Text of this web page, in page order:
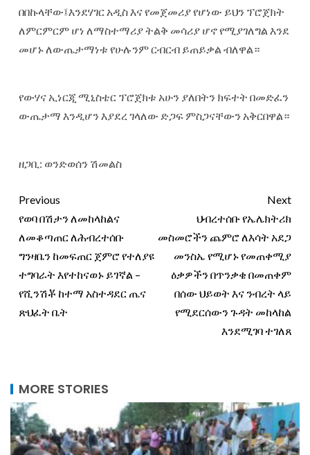
በበኩላቸው፤እንደሃገር አዲስ እና የመጀመሪያ የሆነው ይህን ፕሮጀክት
ለምርምርም ሆነ ለማስተማሪያ ትልቅ መሳሪያ ሆኖ የሚያገለግል እንደ
መሆኑ ለውጤታማነቱ የሁሉንም ርብርብ ይጠይቃል ብለዋል።
የውሃና ኢነርጂ ሚኒስቴር ፕሮጀክቱ አሁን ያለበትን ክፍተት በመድፈን
ውጤታማ እንዲሆን እያደረ ገላለው ድጋፍ ምስጋናቸውን አቅርበዋል።
ዘጋቢ: ወንድወሰን ሽመልስ
Previous
የወባ በሽታን ለመከላከልና
ለመቆጣጠር ለሕብረተሰቡ
ግንዛቤን ከመፍጠር ጀምሮ የተለያዩ
ተግባራት እየተከናወኑ ይገኛል –
የሺንሽቾ ከተማ አስተዳደር ጤና
ጽህፈት ቤት
Next
ህብረተሰቡ የኤሌክትሪክ
መስመሮችን ጨምሮ ለእሳት አደጋ
መንስኤ የሚሆኑ የመጠቀሚያ
ዕቃዎችን በጥንቃቄ በመጠቀም
በሰው ህይወት እና ንብረት ላይ
የሚደርሰውን ጉዳት መከላከል
እንደሚገባ ተገለጸ
MORE STORIES